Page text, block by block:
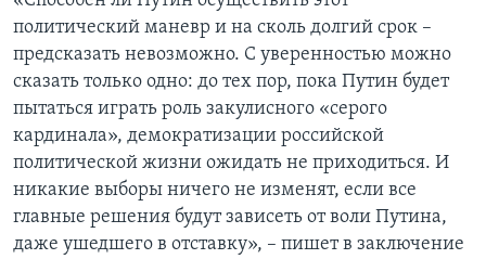
политический маневр и на сколь долгий срок –
предсказать невозможно. С уверенностью можно
сказать только одно: до тех пор, пока Путин будет
пытаться играть роль закулисного «серого
кардинала», демократизации российской
политической жизни ожидать не приходиться. И
никакие выборы ничего не изменят, если все
главные решения будут зависеть от воли Путина,
даже ушедшего в отставку», – пишет в заключение